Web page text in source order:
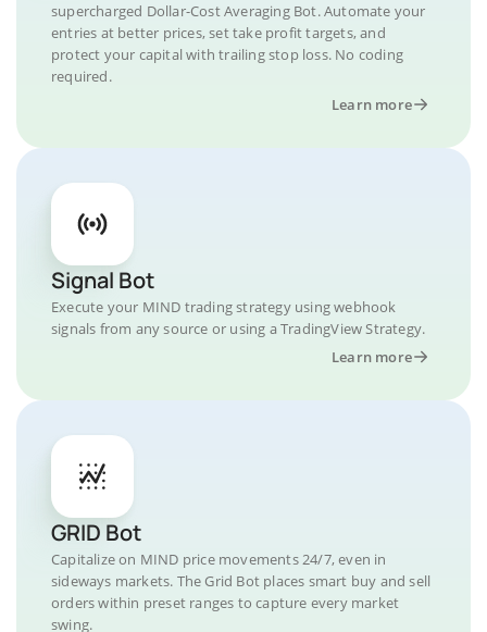
supercharged Dollar-Cost Averaging Bot. Automate your
entries at better prices, set take profit targets, and
protect your capital with trailing stop loss. No coding
required.
Learn more
Signal Bot
Execute your MIND trading strategy using webhook
signals from any source or using a TradingView Strategy.
Learn more
GRID Bot
Capitalize on MIND price movements 24/7, even in
sideways markets. The Grid Bot places smart buy and sell
orders within preset ranges to capture every market
swing.